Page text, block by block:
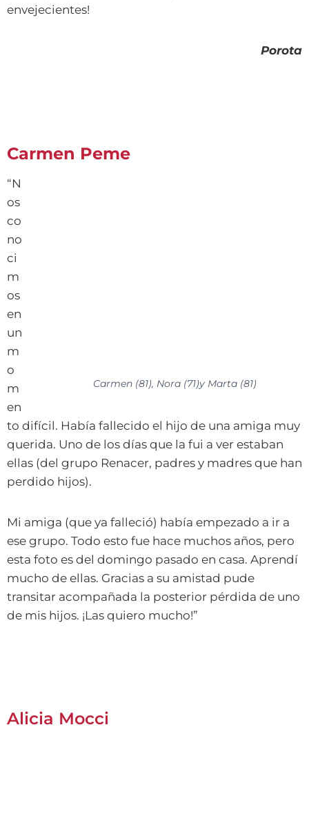
envejecientes!
Porota
Carmen Peme
Carmen (81), Nora (71)y Marta (81)
“N
os
co
no
ci
m
os
en
un
m
o
m
en
to difícil. Había fallecido el hijo de una amiga muy
querida. Uno de los días que la fui a ver estaban
ellas (del grupo Renacer, padres y madres que han
perdido hijos).
Mi amiga (que ya falleció) había empezado a ir a
ese grupo. Todo esto fue hace muchos años, pero
esta foto es del domingo pasado en casa. Aprendí
mucho de ellas. Gracias a su amistad pude
transitar acompañada la posterior pérdida de uno
de mis hijos. ¡Las quiero mucho!”
Alicia Mocci